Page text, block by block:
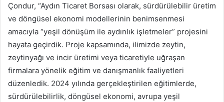
Çondur, “Aydın Ticaret Borsası olarak, sürdürülebilir üretim
ve döngüsel ekonomi modellerinin benimsenmesi
amacıyla “yeşil dönüşüm ile aydınlık işletmeler” projesini
hayata geçirdik. Proje kapsamında, ilimizde zeytin,
zeytinyağı ve incir üretimi veya ticaretiyle uğraşan
firmalara yönelik eğitim ve danışmanlık faaliyetleri
düzenledik. 2024 yılında gerçekleştirilen eğitimlerde,
sürdürülebilirlik, döngüsel ekonomi, avrupa yeşil